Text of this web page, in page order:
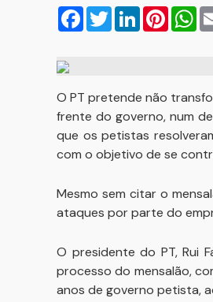
Facebook
TwitterLinkedIn
O PT pretende não
frente do governo, num
que os petistas
com o objetivo de se
Mesmo sem citar o
ataques por parte do
O presidente do PT, Rui
processo do mensalão,
anos de governo petista,